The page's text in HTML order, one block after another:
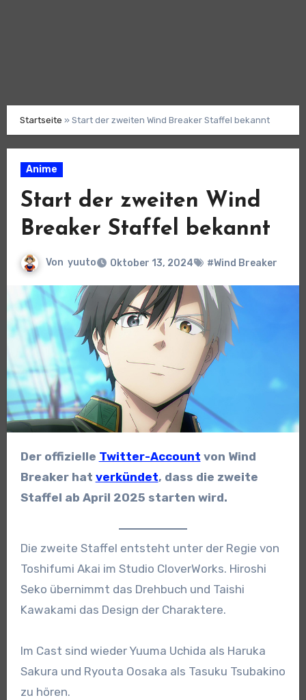
Startseite » Start der zweiten Wind Breaker Staffel bekannt
Anime
Start der zweiten Wind
Breaker Staffel bekannt
Von yuuto Oktober 13, 2024 #Wind Breaker
Der offizielle Twitter-Account von Wind
Breaker hat verkündet, dass die zweite
Staffel ab April 2025 starten wird.
Die zweite Staffel entsteht unter der Regie von
Toshifumi Akai im Studio CloverWorks. Hiroshi
Seko übernimmt das Drehbuch und Taishi
Kawakami das Design der Charaktere.
Im Cast sind wieder Yuuma Uchida als Haruka
Sakura und Ryouta Oosaka als Tasuku Tsubakino
zu hören.